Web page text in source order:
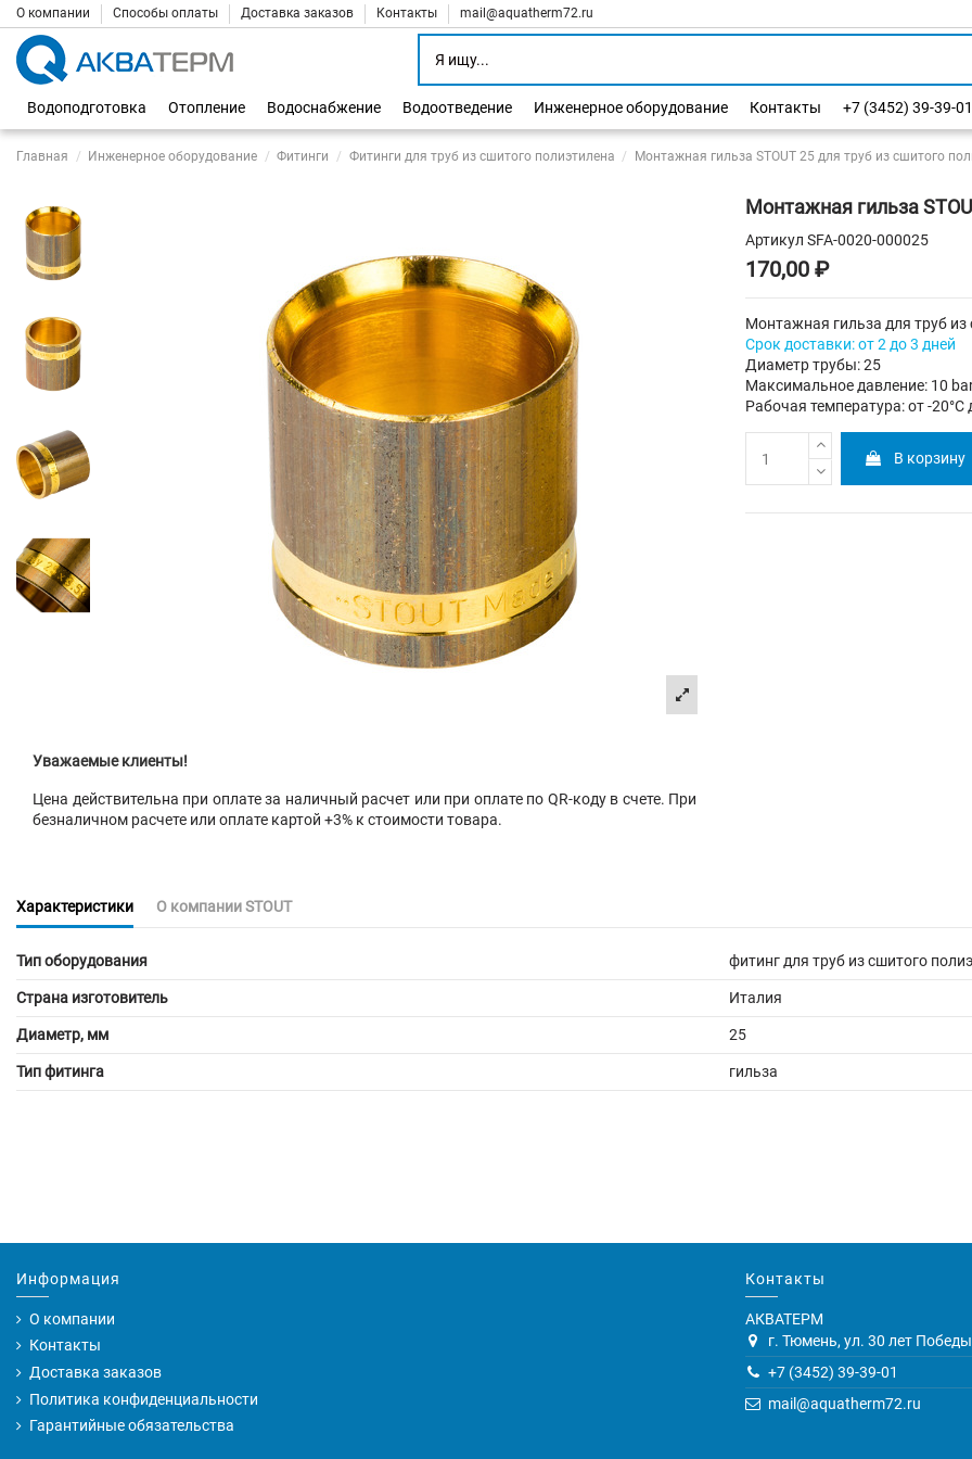
О компании Способы оплаты Доставка заказов Контакты mail@aquatherm72.ru
Водоподготовка
Отопление Водоснабжение Водоотведение Инженерное оборудование Контакты +7 (3452) 39-39-01
Главная Инженерное оборудование Фитинги Фитинги для труб из сшитого полиэтилена Монтажная гильза STOUT 25 для труб из сшитого
Уважаемые клиенты!
Цена действительна при оплате за наличный расчет или при оплате по QR-коду в счете. При
безналичном расчете или оплате картой +3% к стоимости товара.
Монтажная гильза
Артикул SFA-0020-000025
170,00 ₽
Монтажная гильза для труб из
Срок доставки: от 2 до 3 дней
Диаметр трубы: 25
Максимальное давление: 10
Рабочая температура: от -20°C
В корзину
Характеристики О компании STOUT
Тип оборудования фитинг для труб из сшитого
Страна изготовитель Италия
Диаметр, мм 25
Тип фитинга гильза
Информация
О компании
Контакты
Доставка заказов
Политика конфиденциальности
Гарантийные обязательства
Контакты
АКВАТЕРМ
г. Тюмень, ул. 30 лет
+7 (3452) 39-39-01
mail@aquatherm72.ru